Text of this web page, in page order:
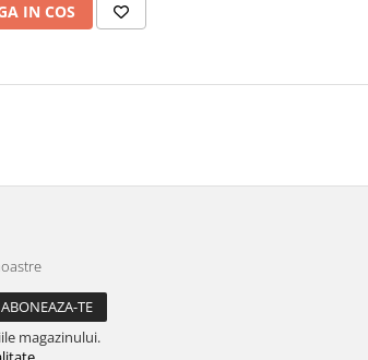
IN COS
magazinului.